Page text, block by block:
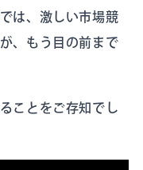
は、激しい市場競
、もう目の前まで
ことをご存知でし